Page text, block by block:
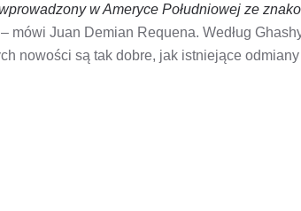
w Ameryce Południowej ze
– mówi Juan Demian Requena. Według
nowości są tak dobre, jak istniejące